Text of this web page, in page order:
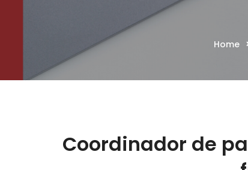
Home
Coordinador de